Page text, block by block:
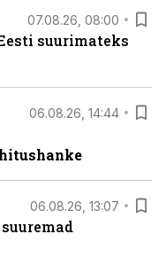
07.08.26, 08:00
suurimateks
06.08.26, 14:44
06.08.26, 13:07